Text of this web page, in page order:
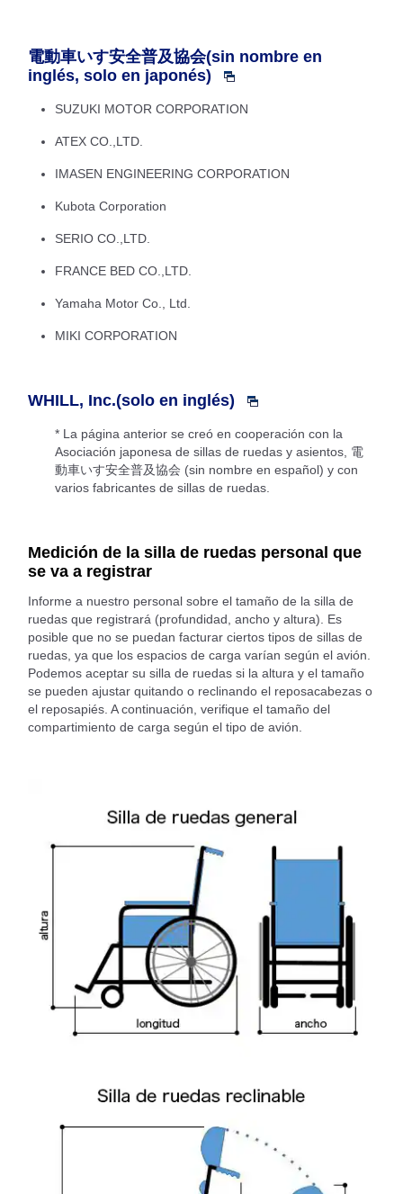
電動車いす安全普及協会(sin nombre en
inglés, solo en japonés)
SUZUKI MOTOR CORPORATION
ATEX CO.,LTD.
IMASEN ENGINEERING CORPORATION
Kubota Corporation
SERIO CO.,LTD.
FRANCE BED CO.,LTD.
Yamaha Motor Co., Ltd.
MIKI CORPORATION
WHILL, Inc.(solo en inglés)
* La página anterior se creó en cooperación con la
Asociación japonesa de sillas de ruedas y asientos, 電
動車いす安全普及協会 (sin nombre en español) y con
varios fabricantes de sillas de ruedas.
Medición de la silla de ruedas personal que
se va a registrar
Informe a nuestro personal sobre el tamaño de la silla de
ruedas que registrará (profundidad, ancho y altura). Es
posible que no se puedan facturar ciertos tipos de sillas de
ruedas, ya que los espacios de carga varían según el avión.
Podemos aceptar su silla de ruedas si la altura y el tamaño
se pueden ajustar quitando o reclinando el reposacabezas o
el reposapiés. A continuación, verifique el tamaño del
compartimiento de carga según el tipo de avión.